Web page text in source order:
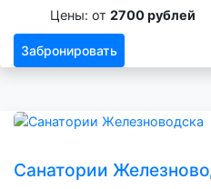
Цены: от 2700 рублей
Забронировать
Санатории